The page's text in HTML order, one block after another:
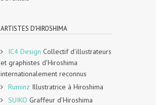
ARTISTES D'HIROSHIMA
IC4 Design Collectif d’illustrateurs
et graphistes d’Hiroshima
internationalement reconnus
Ruminz Illustratrice à Hiroshima
SUIKO Graffeur d’Hiroshima